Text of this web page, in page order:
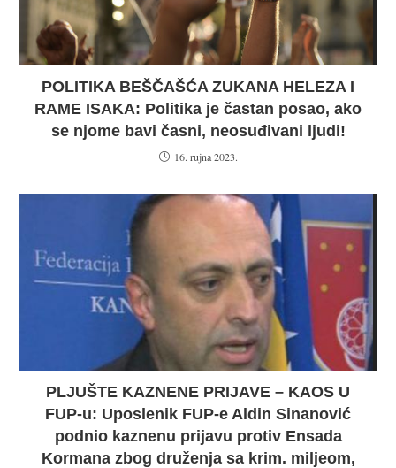
POLITIKA BEŠČAŠĆA ZUKANA HELEZA I
RAME ISAKA: Politika je častan posao, ako
se njome bavi časni, neosuđivani ljudi!
16. rujna 2023.
PLJUŠTE KAZNENE PRIJAVE – KAOS U
FUP-u: Uposlenik FUP-e Aldin Sinanović
podnio kaznenu prijavu protiv Ensada
Kormana zbog druženja sa krim. miljeom,